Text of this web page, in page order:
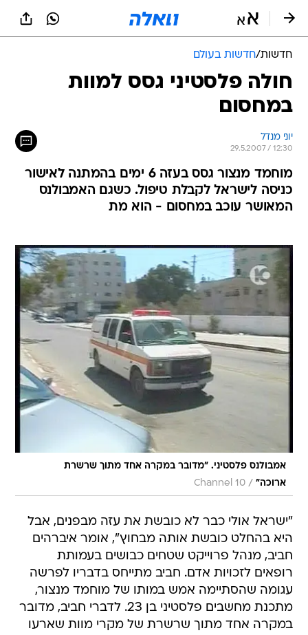
חדשות/חדשות בעולם
חולה פלסטיני גסס למוות
במחסום
יוני מנדל
29.5.2007 / 12:30
מוחמד מנצור גסס בעזה 6 ימים בהמתנה לאישור
כניסה לישראל לקבלת טיפול. כשגם האמבולנס
המאושר עוכב במחסום - הוא מת
אמבולנס פלסטיני. "מדובר במקרה אחד מתוך שרשרת
ארוכה" /
Channel 10
"ישראל אולי כבר לא כובשת את עזה מבפנים, אבל
היא בהחלט כובשת אותה מבחוץ", אומר איברהים
חביב, מנהל פרוייקט שטחים כבושים בעמותת
רופאים לזכויות אדם. חביב מתייחס בדבריו לפרשה
עגומה שהסתיימה אמש במותו של מוחמד מנצור,
מתכנת מחשבים פלסטיני בן 23. לדברי חביב, מדובר
במקרה אחד מתוך שרשרת של מקרי מוות שארעו